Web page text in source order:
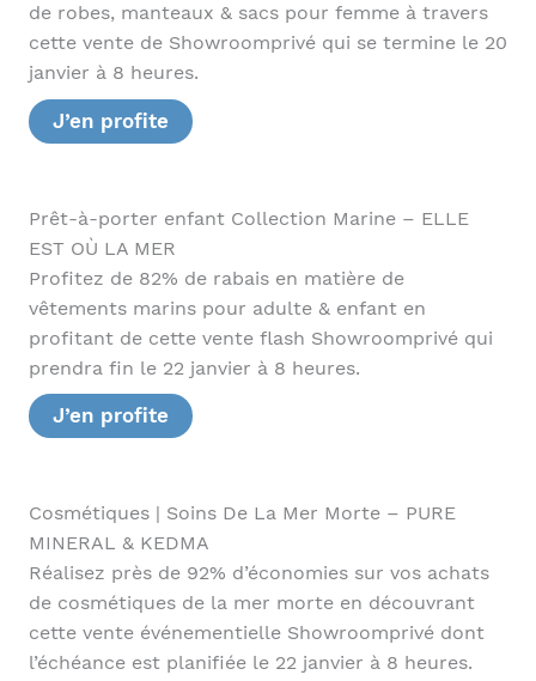
de robes, manteaux & sacs pour femme à travers
cette vente de Showroomprivé qui se termine le 20
janvier à 8 heures.
J’en profite
Prêt-à-porter enfant Collection Marine – ELLE
EST OÙ LA MER
Profitez de 82% de rabais en matière de
vêtements marins pour adulte & enfant en
profitant de cette vente flash Showroomprivé qui
prendra fin le 22 janvier à 8 heures.
J’en profite
Cosmétiques | Soins De La Mer Morte – PURE
MINERAL & KEDMA
Réalisez près de 92% d’économies sur vos achats
de cosmétiques de la mer morte en découvrant
cette vente événementielle Showroomprivé dont
l’échéance est planifiée le 22 janvier à 8 heures.